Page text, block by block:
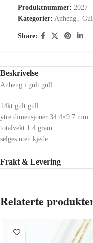
Produktnummer: 2027
Kategorier: Anheng
Share:
Beskrivelse
Anheng i gult gull
14kt gult gull
ytre dimensjoner 34.4×9.7 mm
totalvekt 1.4 gram
selges uten kjede
Frakt & Levering
Relaterte